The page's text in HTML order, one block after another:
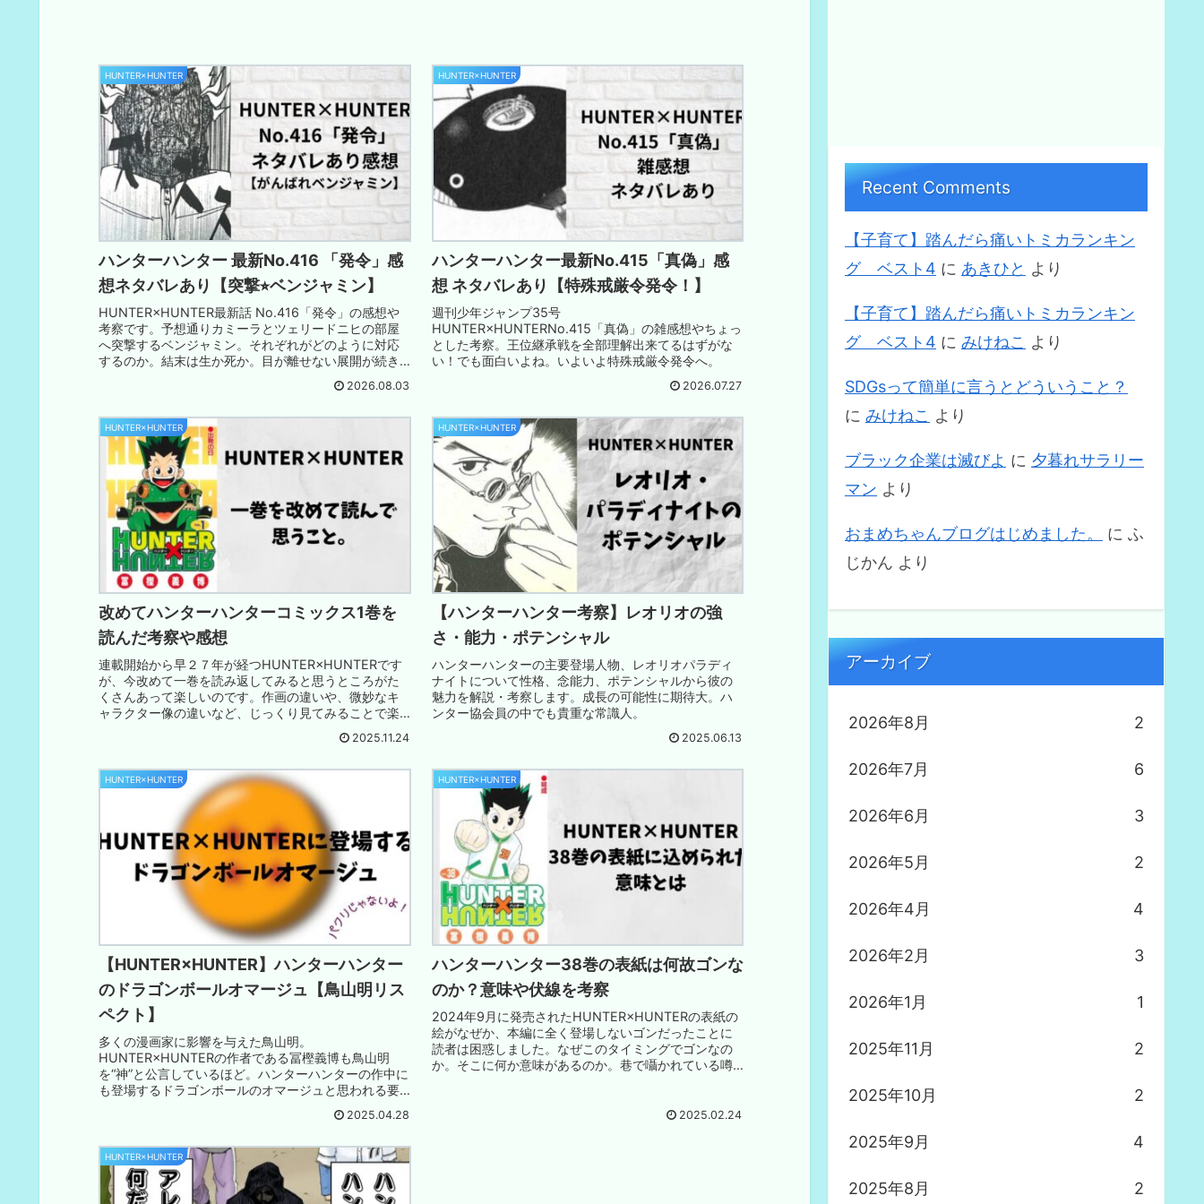
HUNTER×HUNTER
ハンターハンター 最新No.416 「発令」感
想ネタバレあり【突撃⭐︎ベンジャミン】
HUNTER×HUNTER最新話 No.416「発令」の感想や
考察です。予想通りカミーラとツェリードニヒの部屋
へ突撃するベンジャミン。それぞれがどのように対応
するのか。結末は生か死か。目が離せない展開が続き
2026.08.03
HUNTER×HUNTER
ハンターハンター最新No.415「真偽」感
想 ネタバレあり【特殊戒厳令発令！】
週刊少年ジャンプ35号
HUNTER×HUNTERNo.415「真偽」の雑感想やちょっ
とした考察。王位継承戦を全部理解出来てるはずがな
い！でも面白いよね。いよいよ特殊戒厳令発令へ。
2026.07.27
HUNTER×HUNTER
改めてハンターハンターコミックス1巻を
読んだ考察や感想
連載開始から早２７年が経つHUNTER×HUNTERです
が、今改めて一巻を読み返してみると思うところがた
くさんあって楽しいのです。作画の違いや、微妙なキ
ャラクター像の違いなど、じっくり見てみることで楽
しめる要素がたくさん。是非読んでみてほしい。
2025.11.24
HUNTER×HUNTER
【ハンターハンター考察】レオリオの強
さ・能力・ポテンシャル
ハンターハンターの主要登場人物、レオリオパラディ
ナイトについて性格、念能力、ポテンシャルから彼の
魅力を解説・考察します。成長の可能性に期待大。ハ
ンター協会員の中でも貴重な常識人。
2025.06.13
HUNTER×HUNTER
【HUNTER×HUNTER】ハンターハンター
のドラゴンボールオマージュ【鳥山明リス
ペクト】
多くの漫画家に影響を与えた鳥山明。
HUNTER×HUNTERの作者である冨樫義博も鳥山明
を“神”と公言しているほど。ハンターハンターの作中に
も登場するドラゴンボールのオマージュと思われる要
2025.04.28
HUNTER×HUNTER
ハンターハンター38巻の表紙は何故ゴンな
のか？意味や伏線を考察
2024年9月に発売されたHUNTER×HUNTERの表紙の
絵がなぜか、本編に全く登場しないゴンだったことに
読者は困惑しました。なぜこのタイミングでゴンなの
か。そこに何か意味があるのか。巷で囁かれている噂
2025.02.24
HUNTER×HUNTER
Recent Comments
【子育て】踏んだら痛いトミカランキン
グ ベスト4 に あきひと より
【子育て】踏んだら痛いトミカランキン
グ ベスト4 に みけねこ より
SDGsって簡単に言うとどういうこと？
に みけねこ より
ブラック企業は滅びよ に 夕暮れサラリー
マン より
おまめちゃんブログはじめました。 に ふ
じかん より
アーカイブ
2026年8月 2
2026年7月 6
2026年6月 3
2026年5月 2
2026年4月 4
2026年2月 3
2026年1月 1
2025年11月 2
2025年10月 2
2025年9月 4
2025年8月 2